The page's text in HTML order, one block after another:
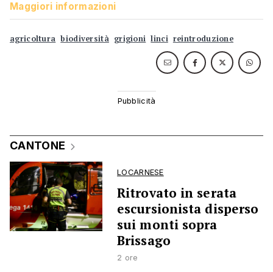
Maggiori informazioni
agricoltura biodiversità grigioni linci reintroduzione
CANTONE
LOCARNESE
Ritrovato in serata
escursionista disperso
sui monti sopra
Brissago
2 ore